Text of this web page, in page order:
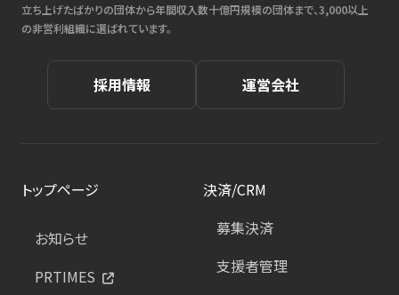
立ち上げたばかりの団体から年間収入数十億円規模の団体まで、3,000以上
の非営利組織に選ばれています。
採用情報 運営会社
トップページ
お知らせ
PRTIMES
決済/CRM
募集決済
支援者管理